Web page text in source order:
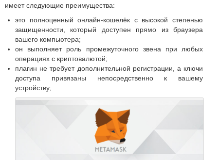
имеет следующие преимущества:
это полноценный онлайн-кошелёк с высокой степенью
защищенности, который доступен прямо из браузера
вашего компьютера;
он выполняет роль промежуточного звена при любых
операциях с криптовалютой;
плагин не требует дополнительной регистрации, а ключи
доступа привязаны непосредственно к вашему
устройству;